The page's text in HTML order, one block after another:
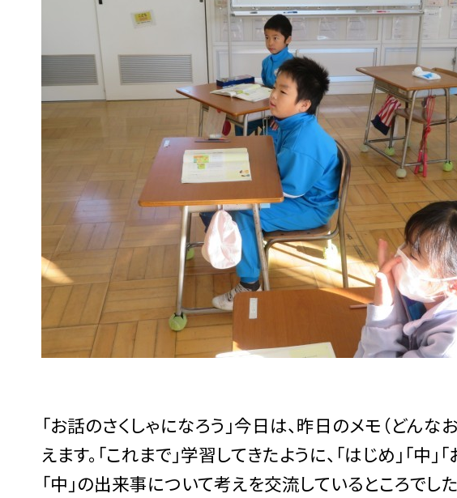
「お話のさくしゃになろう」今日は、昨日のメモ（どん
えます。「これまで」学習してきたように、「はじめ」「中
「中」の出来事について考えを交流しているところでし